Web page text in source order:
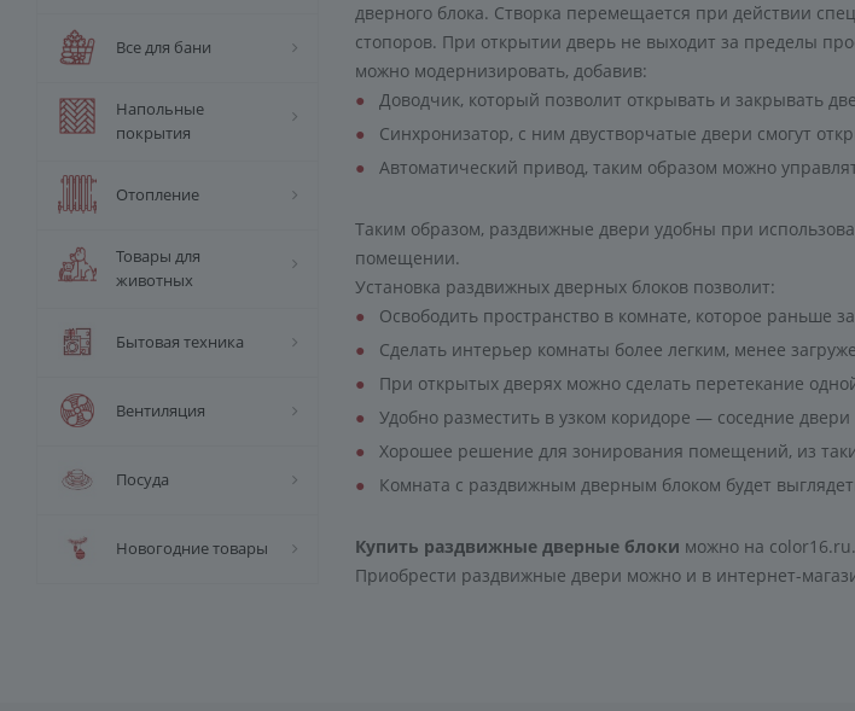
дверного блока. Створка перемещается при действии
стопоров. При открытии дверь не выходит за пределы
можно модернизировать, добавив:
Доводчик, который позволит открывать и закрывать
Синхронизатор, с ним двустворчатые двери смогут
Автоматический привод, таким образом можно
Таким образом, раздвижные двери удобны при
помещении.
Установка раздвижных дверных блоков позволит:
Освободить пространство в комнате, которое
Сделать интерьер комнаты более легким, менее
При открытых дверях можно сделать перетекание
Удобно разместить в узком коридоре — соседние двери
Хорошее решение для зонирования помещений, из
Комната с раздвижным дверным блоком будет
Купить раздвижные дверные блоки можно на
Приобрести раздвижные двери можно и в интернет-
Все для бани
Напольные
покрытия
Отопление
Товары для
животных
Бытовая техника
Вентиляция
Посуда
Новогодние товары